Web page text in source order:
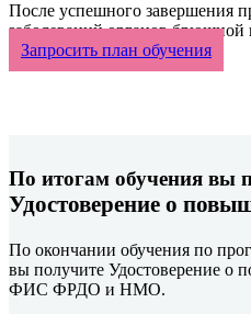
После успешного завершения
заболеваний органов брюшной
Запросить план обучения
По итогам обучения вы
Удостоверение о
По окончании обучения по
вы получите Удостоверение о
ФИС ФРДО и НМО.